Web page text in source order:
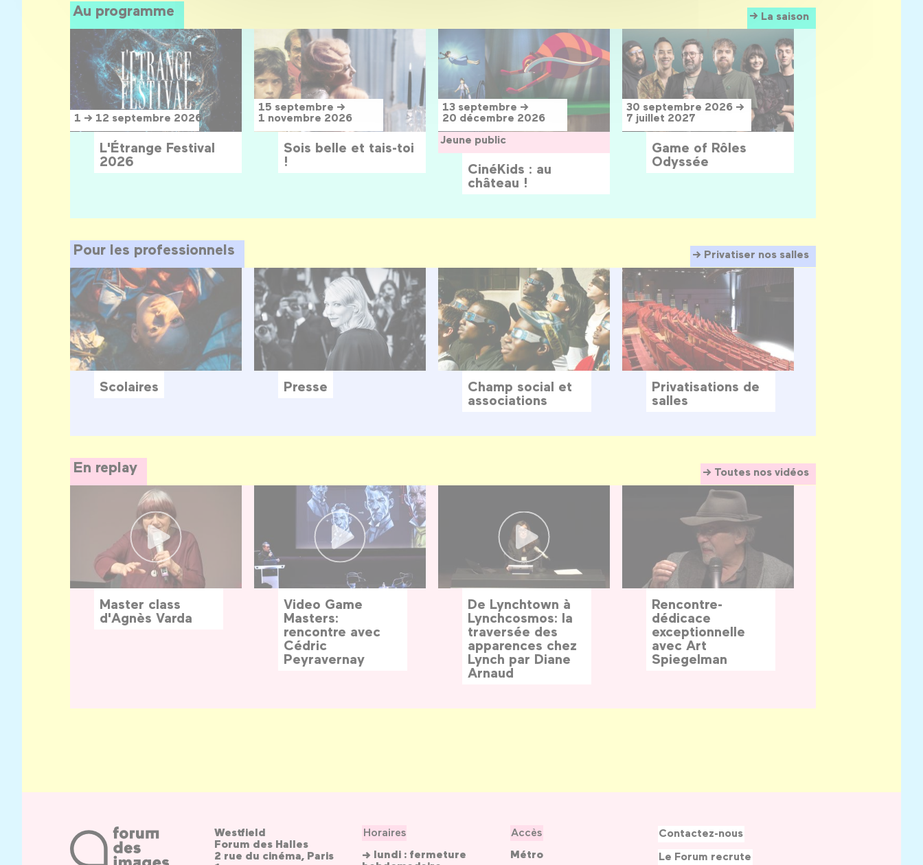
Au programme La saison
1 → 12 septembre 2026
L'Étrange Festival
2026
15 septembre →
1 novembre 2026
Sois belle et tais-toi
!
13 septembre →
20 décembre 2026
Jeune public
CinéKids : au
château !
30 septembre 2026 →
7 juillet 2027
Game of Rôles
Odyssée
Pour les professionnels Privatiser nos salles
Scolaires Presse
Champ social et
associations
Privatisations de
salles
En replay Toutes nos vidéos
Master class
d'Agnès Varda
Video Game
Masters:
rencontre avec
Cédric
Peyravernay
De Lynchtown à
Lynchcosmos: la
traversée des
apparences chez
Lynch par Diane
Arnaud
Rencontre-
dédicace
exceptionnelle
avec Art
Spiegelman
Westfield
Forum des Halles
2 rue du cinéma, Paris
Horaires
→ lundi : fermeture
Accès
Métro
Contactez-nous
Le Forum recrute